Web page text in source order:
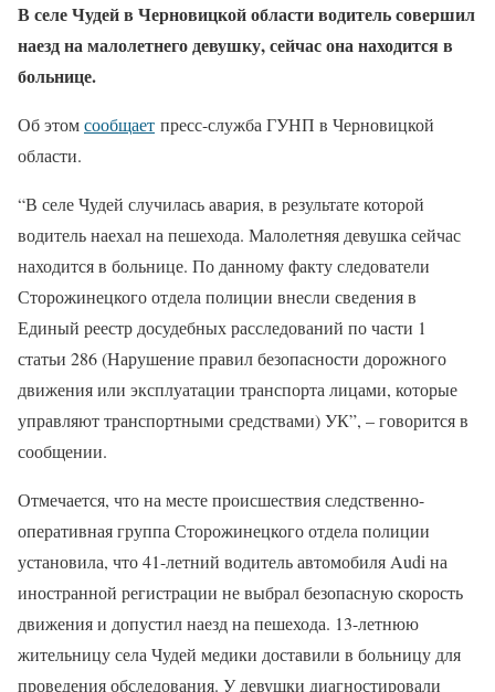
В селе Чудей в Черновицкой области водитель совершил
наезд на малолетнего девушку, сейчас она находится в
больнице.
Об этомсообщает пресс-служба ГУНП в Черновицкой
области.
“В селе Чудей случилась авария, в результате которой
водитель наехал на пешехода. Малолетняя девушка сейчас
находится в больнице. По данному факту следователи
Сторожинецкого отдела полиции внесли сведения в
Единый реестр досудебных расследований по части 1
статьи 286 (Нарушение правил безопасности дорожного
движения или эксплуатации транспорта лицами, которые
управляют транспортными средствами) УК”, – говорится в
сообщении.
Отмечается, что на месте происшествия следственно-
оперативная группа Сторожинецкого отдела полиции
установила, что 41-летний водитель автомобиля Audi на
иностранной регистрации не выбрал безопасную скорость
движения и допустил наезд на пешехода. 13-летнюю
жительницу села Чудей медики доставили в больницу для
проведения обследования. У девушки диагностировали